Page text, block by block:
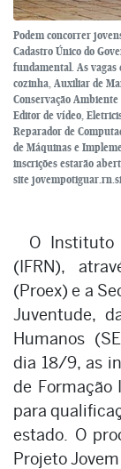
Podem concorrer
Cadastro Único do
fundamental. As
cozinha, Auxiliar de
Conservação
Editor de vídeo,
Reparador de
de Máquinas e
inscrições estarão
site
O Instituto
(IFRN),
(Proex) e a
Juventude,
Humanos
dia 18/9, as
de Formação
para
estado. O
Projeto